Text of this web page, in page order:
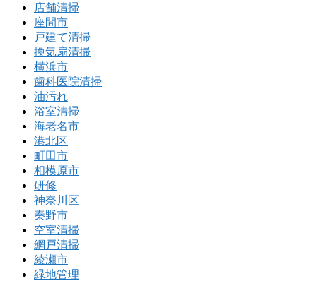
店舗清掃
座間市
戸建て清掃
換気扇清掃
横浜市
歯科医院清掃
油汚れ
浴室清掃
海老名市
港北区
町田市
相模原市
研修
神奈川区
秦野市
空室清掃
網戸清掃
綾瀬市
緑地管理